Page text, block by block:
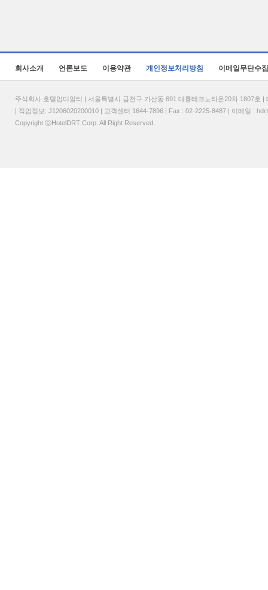
회사소개 언론보도 이용약관 개인정보처리방침 이메일무단수
주식회사 호텔업디알티 | 서울특별시 금천구 가산동 691 대륭테크노타운20차 1807
| 직업정보: J1206020200010 | 고객센터 1644-7896 | Fax : 02-2225-8487 | 이메일 :
Copyright ⓒHotelDRT Corp. All Right Reserved.